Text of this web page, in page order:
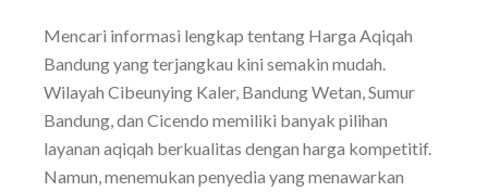
Mencari informasi lengkap tentang Harga Aqiqah
Bandung yang terjangkau kini semakin mudah.
Wilayah Cibeunying Kaler, Bandung Wetan, Sumur
Bandung, dan Cicendo memiliki banyak pilihan
layanan aqiqah berkualitas dengan harga kompetitif.
Namun, menemukan penyedia yang menawarkan